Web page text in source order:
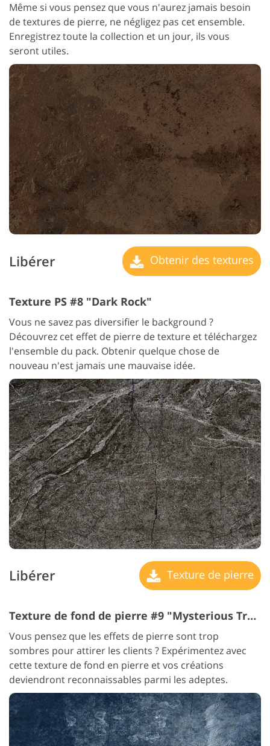
Même si vous pensez que vous n'aurez jamais besoin
de textures de pierre, ne négligez pas cet ensemble.
Enregistrez toute la collection et un jour, ils vous
seront utiles.
Libérer Obtenir des textures
Texture PS #8 "Dark Rock"
Vous ne savez pas diversifier le background ?
Découvrez cet effet de pierre de texture et téléchargez
l'ensemble du pack. Obtenir quelque chose de
nouveau n'est jamais une mauvaise idée.
Libérer Texture de pierre
Texture de fond de pierre #9 "Mysterious Traces"
Vous pensez que les effets de pierre sont trop
sombres pour attirer les clients ? Expérimentez avec
cette texture de fond en pierre et vos créations
deviendront reconnaissables parmi les adeptes.